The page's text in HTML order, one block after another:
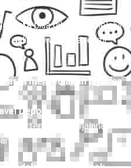
tiket travel Depok
bisa dilakukan melalui
online di website resmi
menyediakan layanan
Depok
charter untuk perjalanan